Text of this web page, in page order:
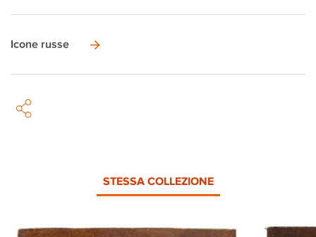
Icone russe
STESSA COLLEZIONE